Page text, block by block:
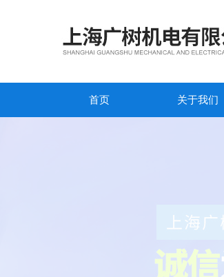
首页 关于我们